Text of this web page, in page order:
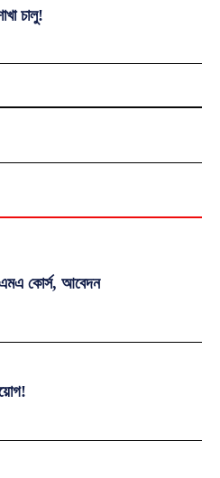
চালু!
কোর্স, আবেদন